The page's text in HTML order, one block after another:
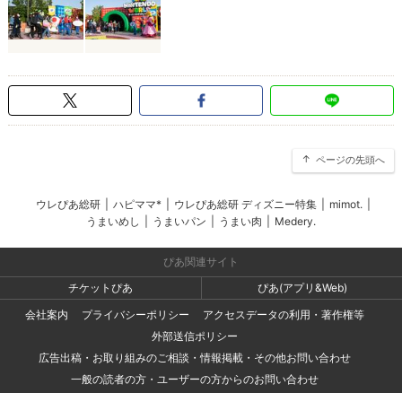
ページの先頭へ
ウレぴあ総研 ハピママ* ウレぴあ総研 ディズニー特集 mimot.
うまいめし
うまいパン うまい肉 Medery.
ぴあ関連サイト
チケットぴあ
ぴあ(アプリ&Web)
会社案内
プライバシーポリシー
アクセスデータの利用・著作権等
外部送信ポリシー
広告出稿・お取り組みのご相談・情報掲載・その他お問い合わせ
一般の読者の方・ユーザーの方からのお問い合わせ